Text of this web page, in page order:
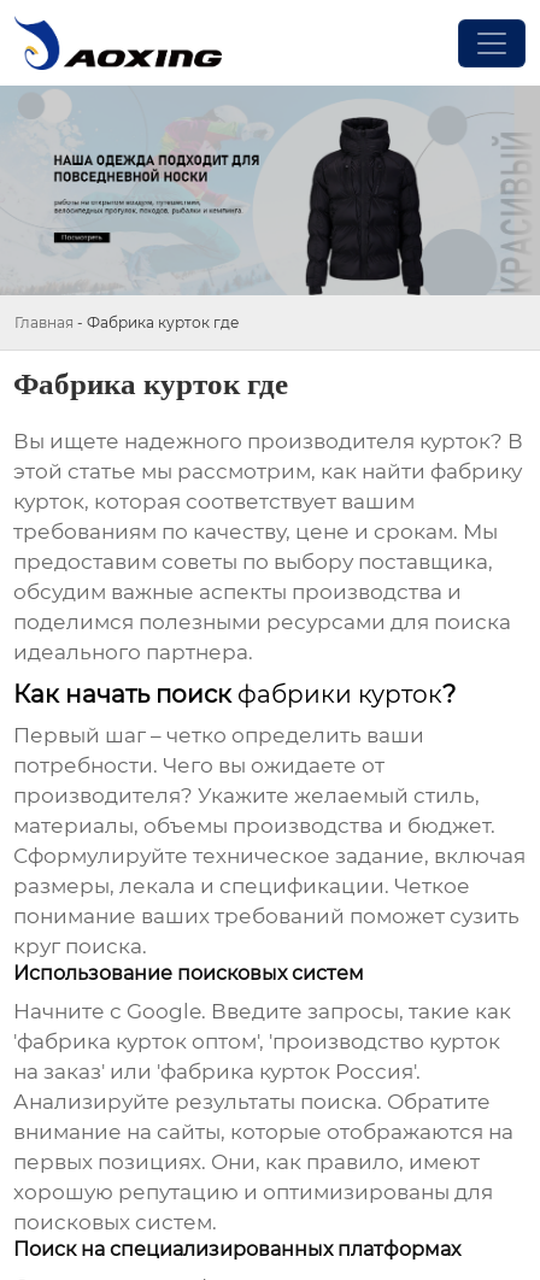
Главная - Фабрика курток где
Фабрика курток где
Вы ищете надежного производителя курток? В
этой статье мы рассмотрим, как найти фабрику
курток, которая соответствует вашим
требованиям по качеству, цене и срокам. Мы
предоставим советы по выбору поставщика,
обсудим важные аспекты производства и
поделимся полезными ресурсами для поиска
идеального партнера.
Как начать поиск фабрики курток?
Первый шаг – четко определить ваши
потребности. Чего вы ожидаете от
производителя? Укажите желаемый стиль,
материалы, объемы производства и бюджет.
Сформулируйте техническое задание, включая
размеры, лекала и спецификации. Четкое
понимание ваших требований поможет сузить
круг поиска.
Использование поисковых систем
Начните с Google. Введите запросы, такие как
'фабрика курток оптом', 'производство курток
на заказ' или 'фабрика курток Россия'.
Анализируйте результаты поиска. Обратите
внимание на сайты, которые отображаются на
первых позициях. Они, как правило, имеют
хорошую репутацию и оптимизированы для
поисковых систем.
Поиск на специализированных платформах